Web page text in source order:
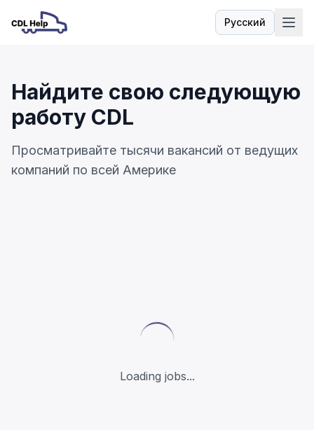
Русский
Язык
Найдите свою следующую
работу CDL
Просматривайте тысячи вакансий от ведущих
компаний по всей Америке
Loading jobs...